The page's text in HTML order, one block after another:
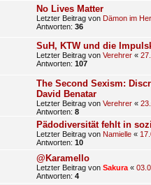
No Lives Matter
Letzter Beitrag von Dämon im
Antworten: 36
SuH, KTW und die
Letzter Beitrag von Verehrer «
Antworten: 107
The Second Sexism:
David Benatar
Letzter Beitrag von Verehrer «
Antworten: 8
Pädodiversität fehlt in
Letzter Beitrag von Namielle «
Antworten: 10
@Karamello
Letzter Beitrag von Sakura «
Antworten: 4